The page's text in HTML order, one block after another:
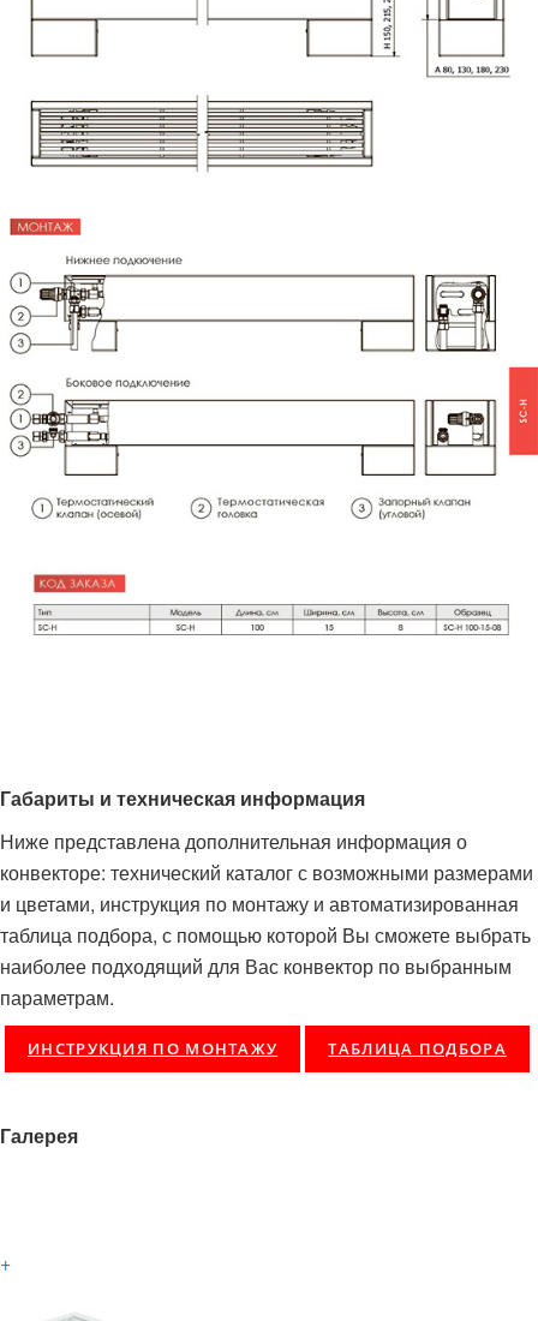
Габариты и техническая информация
Ниже представлена дополнительная информация о
конвекторе: технический каталог с возможными размерами
и цветами, инструкция по монтажу и автоматизированная
таблица подбора, с помощью которой Вы сможете выбрать
наиболее подходящий для Вас конвектор по выбранным
параметрам.
ИНСТРУКЦИЯ ПО МОНТАЖУ ТАБЛИЦА ПОДБОРА
Галерея
+